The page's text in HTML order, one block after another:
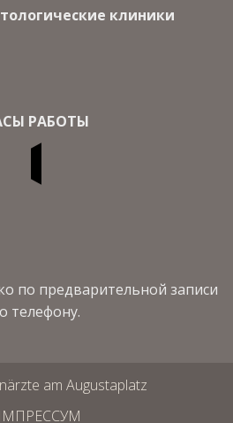
клиники
РАБОТЫ
по предварительной записи
телефону.
am Augustaplatz